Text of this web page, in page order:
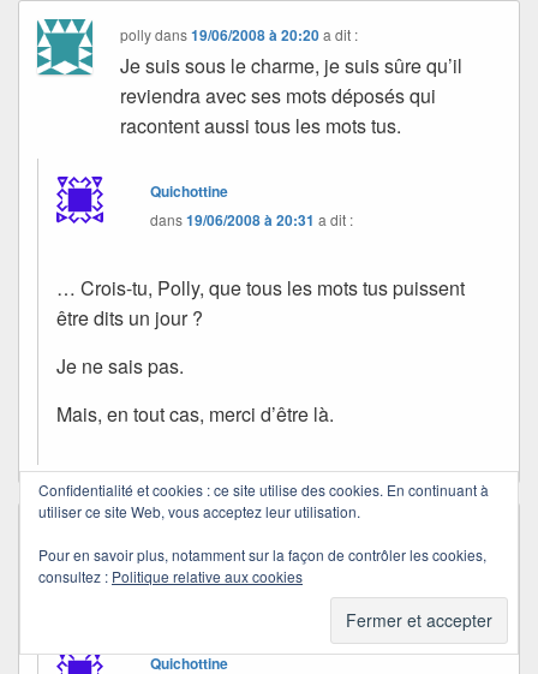
pollydans19/06/2008 à 20:20 a dit :
Je suis sous le charme, je suis sûre qu’il
reviendra avec ses mots déposés qui
racontent aussi tous les mots tus.
Quichottine
dans19/06/2008 à 20:31 a dit :
… Crois-tu, Polly, que tous les mots tus puissent
être dits un jour ?
Je ne sais pas.
Mais, en tout cas, merci d’être là.
et bien maintenant , j’en sais un peu plus sur
ce lutin bleu ! passe une bonne semaine
Quichottine
Confidentialité et cookies : ce site utilise des cookies. En continuant à
utiliser ce site Web, vous acceptez leur utilisation.
Pour en savoir plus, notamment sur la façon de contrôler les cookies,
consultez : Politique relative aux cookies